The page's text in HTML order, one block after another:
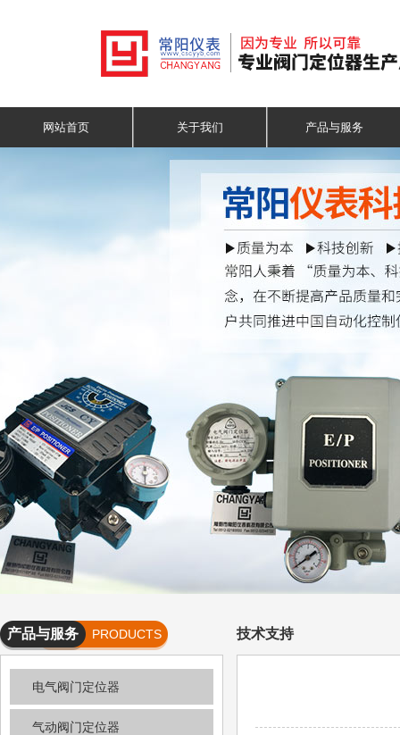
网站首页 关于我们 产品与服务
产品与服务
PRODUCTS
SERVICES
电气阀门定位器
气动阀门定位器
技术支持